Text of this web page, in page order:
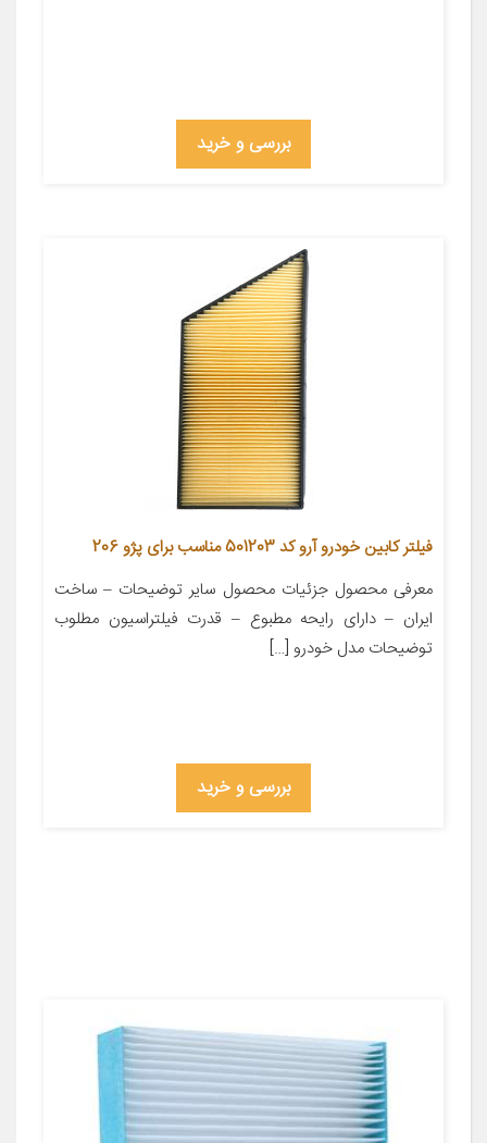
بررسی و خرید
فیلتر کابین خودرو آرو کد 501203 مناسب برای پژو 206
معرفی محصول جزئیات محصول سایر توضیحات – ساخت
ایران – دارای رایحه مطبوع – قدرت فیلتراسیون مطلوب
توضیحات مدل خودرو […]
بررسی و خرید